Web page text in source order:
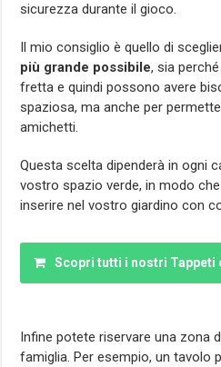
sicurezza durante il gioco.
Il mio consiglio è quello di
più grande possibile, sia
fretta e quindi possono avere
spaziosa, ma anche per
amichetti.
Questa scelta dipenderà in ogni
vostro spazio verde, in modo
inserire nel vostro giardino con
Scopri tutti i nostri Tappeti
Infine potete riservare una zona
famiglia. Per esempio, un tavolo